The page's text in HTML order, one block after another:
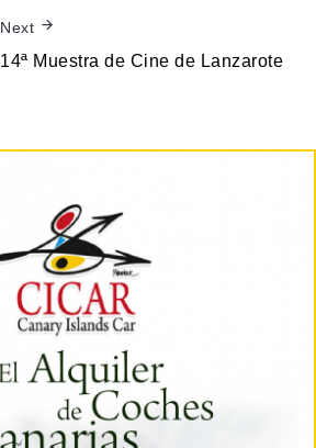
Next
14ª Muestra de Cine de Lanzarote